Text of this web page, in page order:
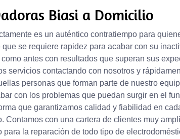
Biasi a Domicilio
es un auténtico contratiempo para
se requiere rapidez para acabar con su
antes con resultados que superan sus
servicios contactando con nosotros y
personas que forman parte de nuestro
con los problemas que puedan surgir en el
que garantizamos calidad y fiabilidad en
Contamos con una cartera de clientes muy
la reparación de todo tipo de